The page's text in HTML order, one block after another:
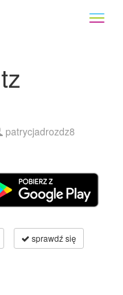
patrycjadrozdz8
sprawdź się